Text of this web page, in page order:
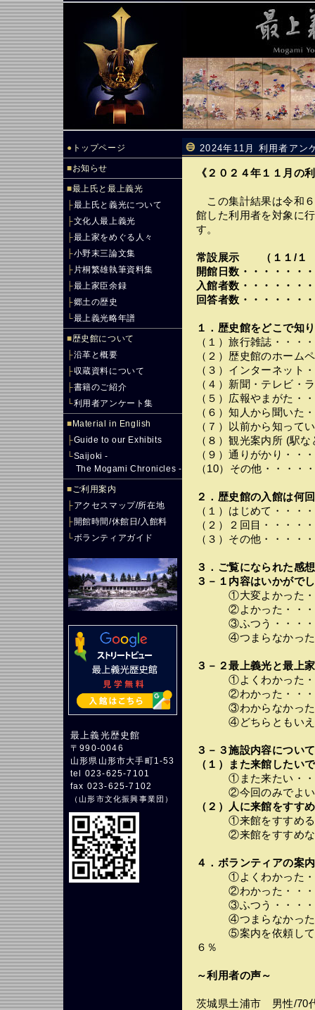
● トップページ
■お知らせ
■最上氏と最上義光
├最上氏と義光について
├文化人最上義光
├最上家をめぐる人々
├小野末三論文集
├ 片桐繁雄執筆資料集
├最上家臣余録
├郷土の歴史
└最上義光略年譜
■歴史館について
├沿革と概要
├収蔵資料について
├書籍のご紹介
└利用者アンケート集
■ Material in English
├Guide to our Exhibits
└Saijoki -
The Mogami Chronicles -
■ご利用案内
├アクセスマップ/所在地
├開館時間/休館日/入館料
└ボランティアガイド
最上義光歴史館
〒990-0046
山形県山形市大手町1-53
tel 023-625-7101
fax 023-625-7102
（山形市文化振興事業団 ）
2024年11月 利用者アン
《２０２４年１１月の
この集計結果は令和
館した利用者を対象に
す。
常設展示 （１１/１
開館日数・・・・・・
入館者数・・・・・・
回答者数・・・・・・
１．歴史館をどこで知
（１）旅行雑誌・・・
（２）歴史館のホーム
（３）インターネット
（４）新聞・テレビ・
（５）広報やまがた・
（６）知人から聞いた
（７）以前から知って
（８）観光案内所 (駅
（９）通りがかり・・
（10）その他・・・・
２．歴史館の入館は何
（１）はじめて・・・
（２）２回目・・・・
（３）その他・・・・
３．ご覧になられた感想
３－１内容はいかがで
①大変よかった・・
②よかった・・・・
③ふつう・・・・・
④つまらなかった・
３－２最上義光と最上
①よくわかった・・
②わかった・・・・
③わからなかった・
④どちらともいえな
３－３施設内容について
（１）また来館したい
①また来たい・・・
②今回のみでよい・
（２）人に来館をすす
①来館をすすめる・
②来館をすすめない
４．ボランティアの案
①よくわかった・・
②わかった・・・・
③ふつう・・・・・
④つまらなかった・
⑤案内を依頼してい
６％
～利用者の声～
茨城県土浦市 男性/70